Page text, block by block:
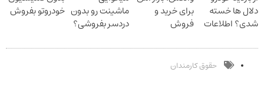
خریدار واقعی*
دلال ها خسته
شدی؟ اطلاعات
ثبت کن
برای خرید و
فروش
دیجیتال
ماشینت رو بدون
دردسر بفروشی؟
خودروتو بفروش
حقوق کارمندان